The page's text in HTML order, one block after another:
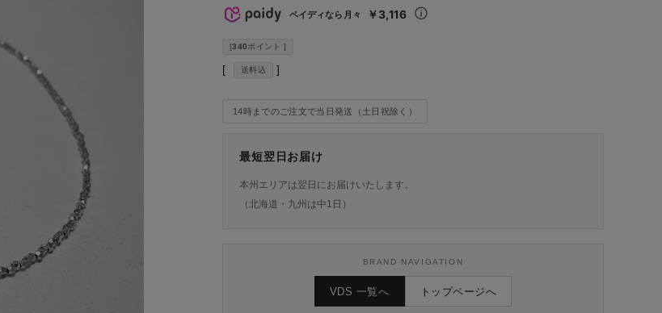
ペイディなら月々 ￥3,116
[340ポイント ]
送料込
14時までのご注文で当日発送（土日祝除く）
最短翌日お届け
本州エリアは翌日にお届けいたします。
（北海道・九州は中1日）
BRAND NAVIGATION
VDS 一覧へ トップページへ